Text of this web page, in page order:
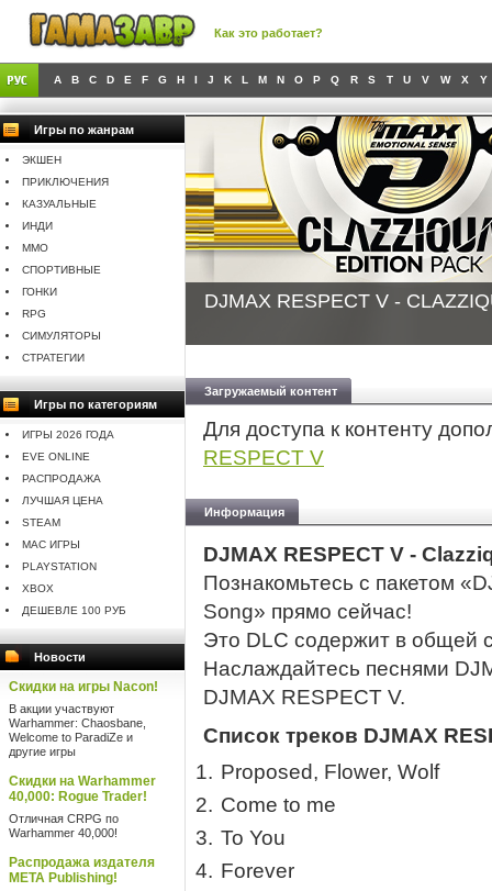
Как это работает?
A B C D E F G H I J K L M N O P Q R S T U V W X Y
Игры по жанрам
ЭКШЕН
ПРИКЛЮЧЕНИЯ
КАЗУАЛЬНЫЕ
ИНДИ
MMO
СПОРТИВНЫЕ
ГОНКИ
RPG
СИМУЛЯТОРЫ
СТРАТЕГИИ
Игры по категориям
ИГРЫ 2026 ГОДА
EVE ONLINE
РАСПРОДАЖА
ЛУЧШАЯ ЦЕНА
STEAM
MAC ИГРЫ
PLAYSTATION
XBOX
ДЕШЕВЛЕ 100 РУБ
Новости
Скидки на игры Nacon!
В акции участвуют
Warhammer: Chaosbane,
Welcome to ParadiZe и
другие игры
Скидки на Warhammer
40,000: Rogue Trader!
Отличная CRPG по
Warhammer 40,000!
Распродажа издателя
META Publishing!
DJMAX RESPECT V -
Загружаемый контент
Для доступа к контенту
RESPECT V
Информация
DJMAX RESPECT V -
Познакомьтесь с пакетом
Song» прямо сейчас!
Это DLC содержит в общей
Наслаждайтесь песнями
DJMAX RESPECT V.
Список треков DJMAX
Proposed, Flower, Wolf
Come to me
To You
Forever